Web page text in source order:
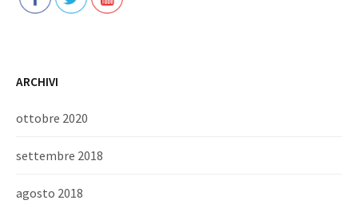
ARCHIVI
ottobre 2020
settembre 2018
agosto 2018